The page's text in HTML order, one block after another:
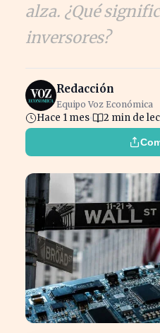
alza. ¿Qué
inversores?
Redacción
Equipo Voz Económica
Hace 1 mes 2 min de